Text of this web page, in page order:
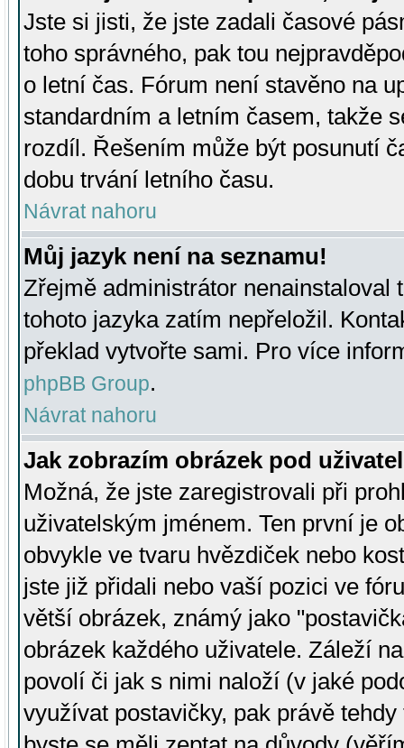
Jste si jisti, že jste zadali časové
toho správného, pak tou
o letní čas. Fórum není stavěno na
standardním a letním časem, takže
rozdíl. Řešením může být posunutí
dobu trvání letního času.
Návrat nahoru
Můj jazyk není na seznamu!
Zřejmě administrátor nenainstaloval
tohoto jazyka zatím nepřeložil.
překlad vytvořte sami. Pro více
phpBB Group.
Návrat nahoru
Jak zobrazím obrázek pod
Možná, že jste zaregistrovali při
uživatelským jménem. Ten první je
obvykle ve tvaru hvězdiček nebo
jste již přidali nebo vaší pozici ve
větší obrázek, známý jako
obrázek každého uživatele. Záleží
povolí či jak s nimi naloží (v jaké
využívat postavičky, pak právě